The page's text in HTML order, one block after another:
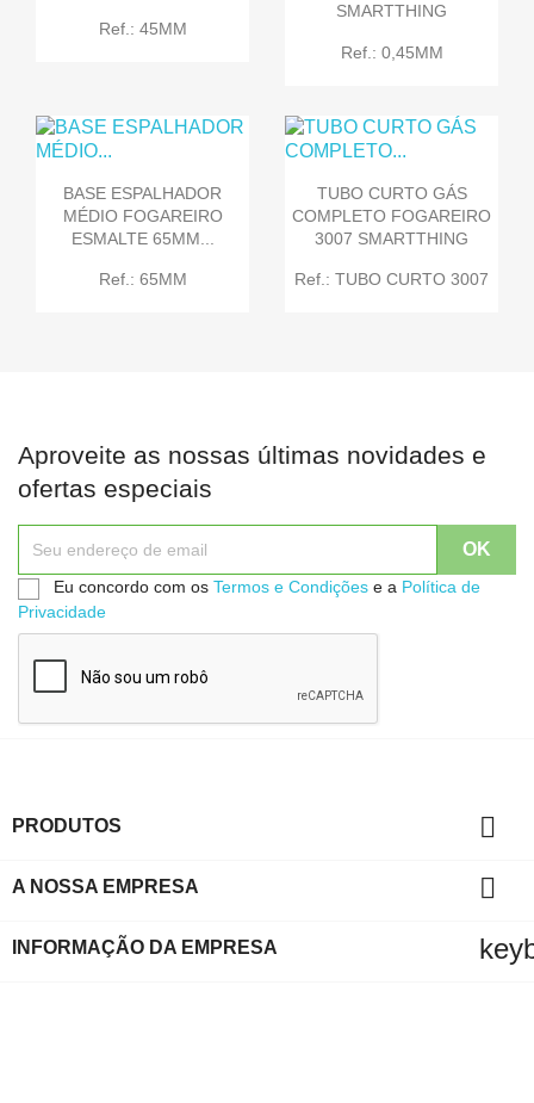
Ref.: 45MM
SMARTTHING
Ref.: 0,45MM
BASE ESPALHADOR
MÉDIO FOGAREIRO
ESMALTE 65MM...
Ref.: 65MM
TUBO CURTO GÁS
COMPLETO FOGAREIRO
3007 SMARTTHING
Ref.: TUBO CURTO 3007
Aproveite as nossas últimas novidades e
ofertas especiais
Eu concordo com os Termos e Condições e a Política de
Privacidade
PRODUTOS 
A NOSSA EMPRESA 
INFORMAÇÃO DA EMPRESA